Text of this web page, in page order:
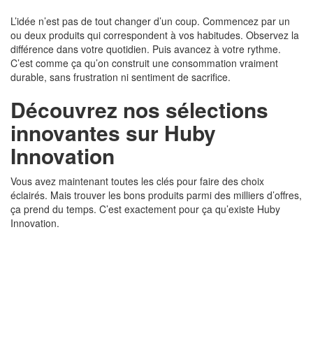
L’idée n’est pas de tout changer d’un coup. Commencez par un
ou deux produits qui correspondent à vos habitudes. Observez la
différence dans votre quotidien. Puis avancez à votre rythme.
C’est comme ça qu’on construit une consommation vraiment
durable, sans frustration ni sentiment de sacrifice.
Découvrez nos sélections
innovantes sur Huby
Innovation
Vous avez maintenant toutes les clés pour faire des choix
éclairés. Mais trouver les bons produits parmi des milliers d’offres,
ça prend du temps. C’est exactement pour ça qu’existe Huby
Innovation.